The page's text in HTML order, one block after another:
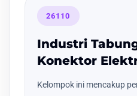
26110
Industri
Konektor
Kelompok ini mencakup